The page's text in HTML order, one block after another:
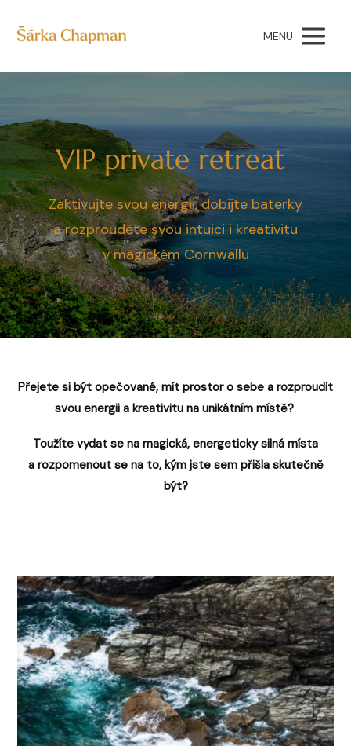
MENU
VIP private retreat
Zaktivujte svou energii, dobijte baterky
a rozprouděte svou intuici i kreativitu
v magickém Cornwallu
Přejete si být opečované, mít prostor o sebe a rozproudit
svou energii a kreativitu na unikátním místě?
Toužíte vydat se na magická, energeticky silná místa
a rozpomenout se na to, kým jste sem přišla skutečně
být?